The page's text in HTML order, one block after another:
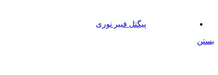
پیگتل فیبر نوری
بستن